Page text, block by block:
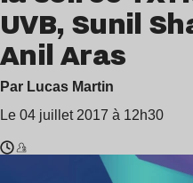
UVB, Sunil
Anil Aras
Par Lucas Martin
Le 04 juillet 2017 à 12h30